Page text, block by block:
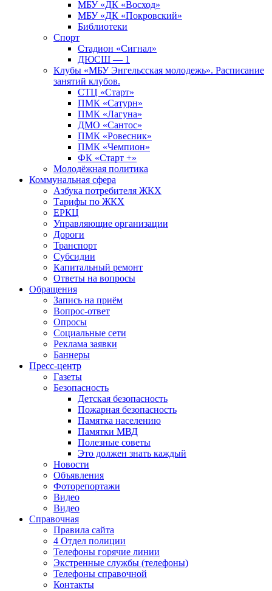
МБУ «ДК «Восход»
МБУ «ДК «Покровский»
Библиотеки
Спорт
Стадион «Сигнал»
ДЮСШ — 1
Клубы «МБУ Энгельсская молодежь». Расписание
занятий клубов.
СТЦ «Старт»
ПМК «Сатурн»
ПМК «Лагуна»
ДМО «Сантос»
ПМК «Ровесник»
ПМК «Чемпион»
ФК «Старт +»
Молодёжная политика
Коммунальная сфера
Азбука потребителя ЖКХ
Тарифы по ЖКХ
ЕРКЦ
Управляющие организации
Дороги
Транспорт
Субсидии
Капитальный ремонт
Ответы на вопросы
Обращения
Запись на приём
Вопрос-ответ
Опросы
Социальные сети
Реклама заявки
Баннеры
Пресс-центр
Газеты
Безопасность
Детская безопасность
Пожарная безопасность
Памятка населению
Памятки МВД
Полезные советы
Это должен знать каждый
Новости
Объявления
Фоторепортажи
Видео
Видео
Справочная
Правила сайта
4 Отдел полиции
Телефоны горячие линии
Экстренные службы (телефоны)
Телефоны справочной
Контакты